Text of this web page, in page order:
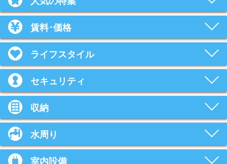
賃料･価格
ライフスタイル
セキュリティ
収納
水周り
室内設備